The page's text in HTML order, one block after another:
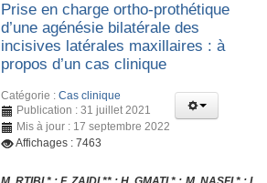
Prise en charge ortho-prothétique
d’une agénésie bilatérale des
incisives latérales maxillaires : à
propos d’un cas clinique
Catégorie : Cas clinique
Publication : 31 juillet 2021
Mis à jour : 17 septembre 2022
Affichages : 7463